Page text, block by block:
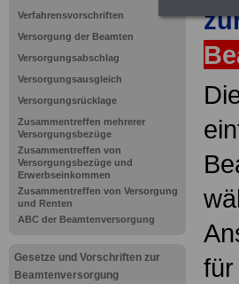
Verfahrensvorschriften
Versorgung der Beamten
Versorgungsabschlag
Versorgungsausgleich
Versorgungsrücklage
Zusammentreffen mehrerer
Versorgungsbezüge
Zusammentreffen von
Versorgungsbezüge und
Erwerbseinkommen
Zusammentreffen von Versorgung
und Renten
ABC der Beamtenversorgung
Gesetze und Vorschriften zur
Beamtenversorgung